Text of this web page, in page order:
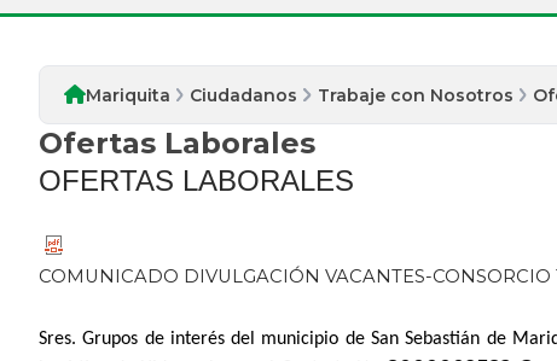
Mariquita Ciudadanos Trabaje con Nosotros
Ofertas Laborales
​OFERTAS LA​BORALES
COMUNICADO DIVULGACIÓN VACANTES-CONSORCIO
Sres. Grupos de interés del municipio de San Sebastián de